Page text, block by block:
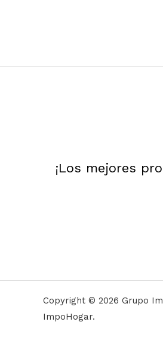
¡Los mejores
Copyright © 2026 Grupo
ImpoHogar.